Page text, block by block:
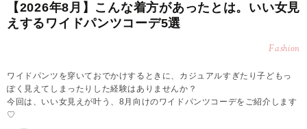
【2026年8月】こんな着方があったとは。いい女見
えするワイドパンツコーデ5選
Fashion
ワイドパンツを穿いておでかけするときに、カジュアルすぎたり子どもっ
ぽく見えてしまったりした経験はありませんか？
今回は、いい女見えが叶う、8月向けのワイドパンツコーデをご紹介します
♡